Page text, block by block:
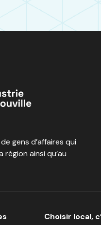
gens d’affaires qui
ainsi qu’au
Choisir local,